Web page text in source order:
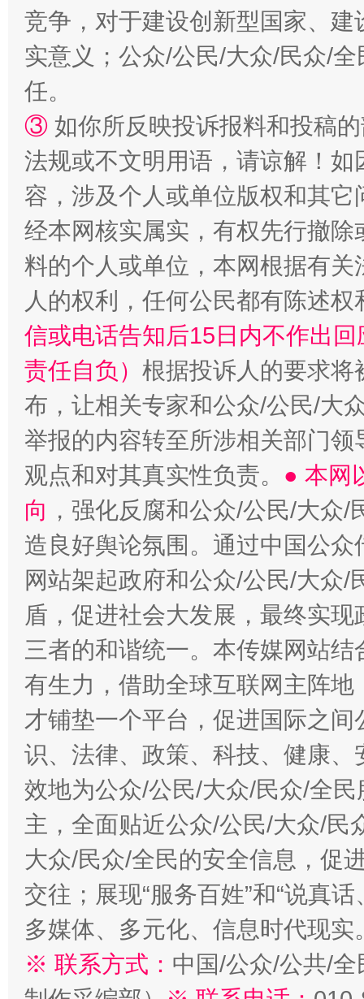
招工难、用工荒背后
竞争，对于建设创新型国家、
实意义；公众/公民/大众/民众/
任。
③ 如你所反映投诉报料和投稿
法规或不文明用语，请谅解！
容，涉及个人或单位版权和其它
经本网核实属实，有权先行撤
料的个人或单位，本网根据有
人的权利，任何公民都有陈述
信或电话告知后15日内不作出
责任自负） 根据投诉人的要求将
布，让相关专家和公众/公民/大
举报的内容转至所涉相关部门
观点和对其真实性负责。 ● 本网
向 ，强化反腐和公众/公民/大众
造良好舆论氛围。通过中国公
网站架起政府和公众/公民/大众
盾，促进社会大发展，最终实
三者的和谐统一。本传媒网站
有生力，借助全球互联网主阵
才铺垫一个平台，促进国际之
识、法律、政策、科技、健康
效地为公众/公民/大众/民众/全
主，全面贴近公众/公民/大众/民
大众/民众/全民的安全信息，促
交往；展现“服务百姓”和“说真
多媒体、多元化、信息时代现实
※ 联系方式： 中国/公众/公共/